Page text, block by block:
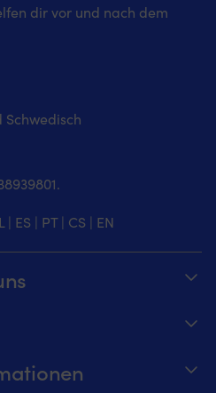
dir vor und nach dem
Schwedisch
| ES | PT| CS | EN
8 – 20 Uhr.
oder Englisch
Mail an